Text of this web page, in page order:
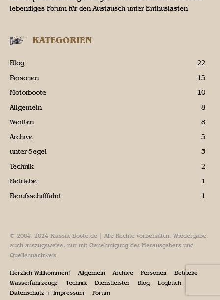
lebendiges Forum für den Austausch unter Enthusiasten
KATEGORIEN
Blog
22
Personen
15
Motorboote
10
Allgemein
8
Werften
8
Archive
5
unter Segel
3
Technik
2
Betriebe
1
Berufsschifffahrt
1
© 2004, 2024 Klassik-Boote.de | Alle Rechte vorbehalten. Wiedergabe,
auch auszugsweise, nur mit Genehmigung des Herausgebers und
Quellennachweis.
Herzlich Willkommen! Allgemein Archive Personen
Betriebe
Wasserfahrzeuge
Technik Dienstleister Blog
Logbuch
Datenschutz + Impressum
Forum